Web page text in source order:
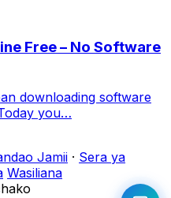
Free – No Software
downloading software
you…
Jamii · Sera ya
Wasiliana